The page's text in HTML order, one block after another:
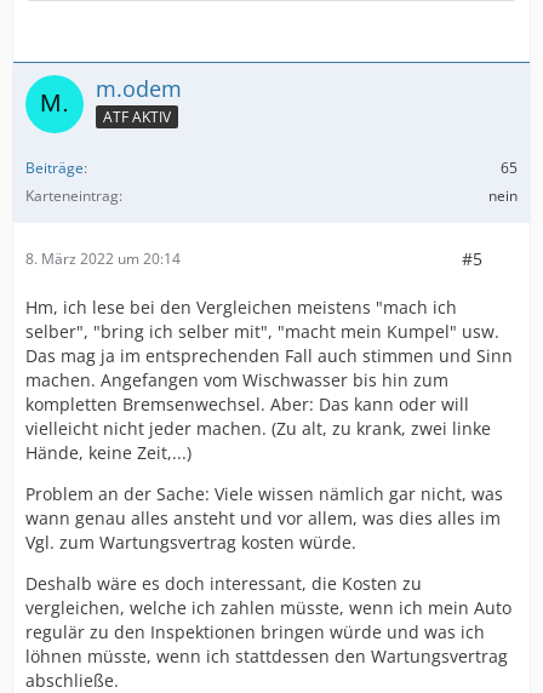
m.odem
ATF AKTIV
Beiträge
65
Karteneintrag
nein
8. März 2022 um 20:14 #5
Hm, ich lese bei den Vergleichen meistens "mach ich
selber", "bring ich selber mit", "macht mein Kumpel" usw.
Das mag ja im entsprechenden Fall auch stimmen und Sinn
machen. Angefangen vom Wischwasser bis hin zum
kompletten Bremsenwechsel. Aber: Das kann oder will
vielleicht nicht jeder machen. (Zu alt, zu krank, zwei linke
Hände, keine Zeit,...)
Problem an der Sache: Viele wissen nämlich gar nicht, was
wann genau alles ansteht und vor allem, was dies alles im
Vgl. zum Wartungsvertrag kosten würde.
Deshalb wäre es doch interessant, die Kosten zu
vergleichen, welche ich zahlen müsste, wenn ich mein Auto
regulär zu den Inspektionen bringen würde und was ich
löhnen müsste, wenn ich stattdessen den Wartungsvertrag
abschließe.